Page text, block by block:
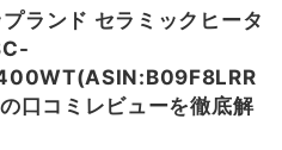
プランド セラミックヒータ
口コミレビューを徹底解